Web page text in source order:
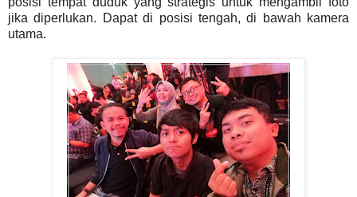
jika diperlukan. Dapat di posisi tengah, di bawah kamera
utama.